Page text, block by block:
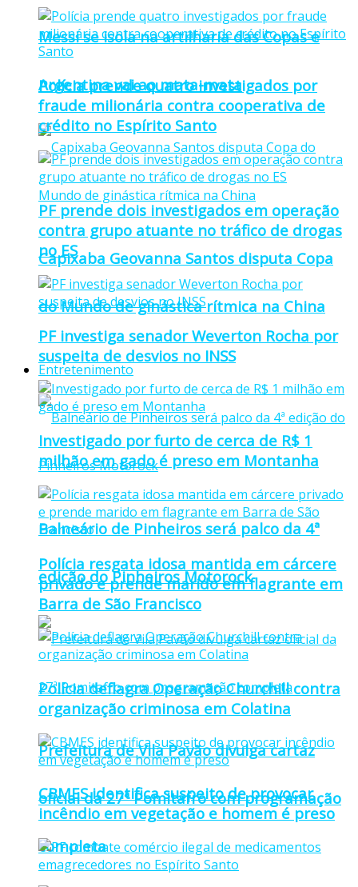
Messi se isola na artilharia das Copas e
Argentina vai ao mata-mata
Capixaba Geovanna Santos disputa Copa
do Mundo de ginástica rítmica na China
Entretenimento
Balneário de Pinheiros será palco da 4ª
edição do Pinheiros Motorock
Prefeitura de Vila Pavão divulga cartaz
oficial da 27ª Pomitafro com programação
completa
Polícia prende quatro investigados por
fraude milionária contra cooperativa de
crédito no Espírito Santo
PF prende dois investigados em operação
contra grupo atuante no tráfico de drogas
no ES
PF investiga senador Weverton Rocha por
suspeita de desvios no INSS
Investigado por furto de cerca de R$ 1
milhão em gado é preso em Montanha
Polícia resgata idosa mantida em cárcere
privado e prende marido em flagrante em
Barra de São Francisco
Polícia deflagra Operação Churchill contra
organização criminosa em Colatina
CBMES identifica suspeito de provocar
incêndio em vegetação e homem é preso